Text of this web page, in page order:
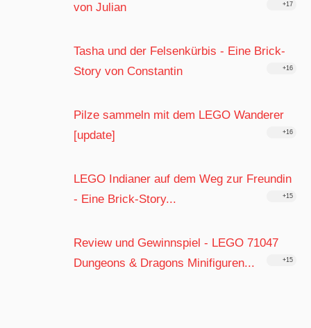
von Julian
+17
Tasha und der Felsenkürbis - Eine Brick-
Story von Constantin
+16
Pilze sammeln mit dem LEGO Wanderer
[update]
+16
LEGO Indianer auf dem Weg zur Freundin
- Eine Brick-Story...
+15
Review und Gewinnspiel - LEGO 71047
Dungeons & Dragons Minifiguren...
+15